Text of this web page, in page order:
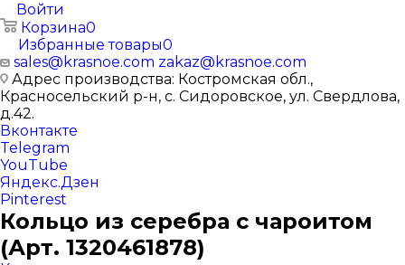
Войти
Корзина0
Избранные товары0
sales@krasnoe.com zakaz@krasnoe.com
Адрес производства: Костромская обл.,
Красносельский р-н, с. Сидоровское, ул. Свердлова,
д.42.
Вконтакте
Telegram
YouTube
Яндекс.Дзен
Pinterest
Кольцо из серебра с чароитом
(Арт. 1320461878)